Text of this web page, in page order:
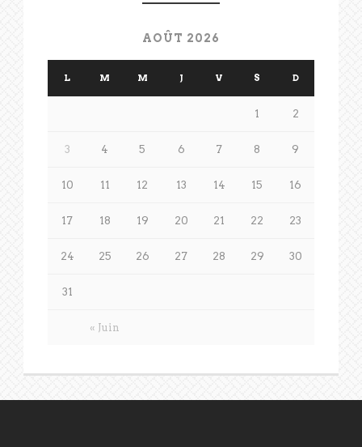
AOÛT 2026
L M M J V S D
« Juin
1 2
3 4 5 6 7 8 9
10 11 12 13 14 15 16
17 18 19 20 21 22 23
24 25 26 27 28 29 30
31